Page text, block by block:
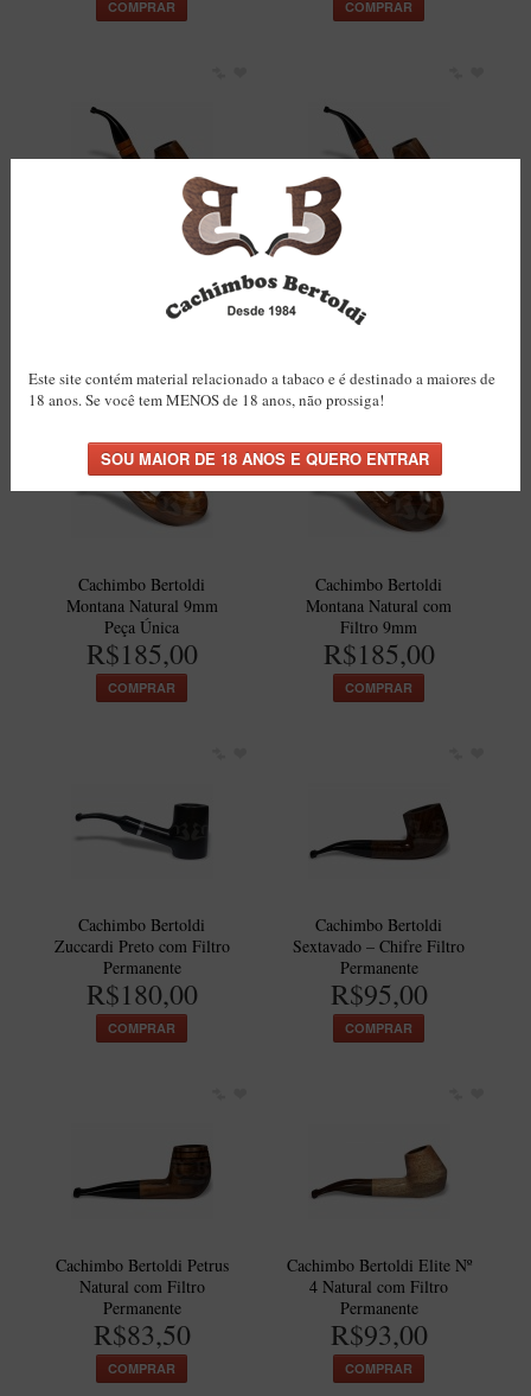
COMPRAR COMPRAR
Cachimbo Bertoldi Itália
R$189,50
Cachimbo Bertoldi Itália
R$189,50
Cachimbo Bertoldi
Montana Natural 9mm
Peça Única
R$185,00
COMPRAR
Cachimbo Bertoldi
Montana Natural com
Filtro 9mm
R$185,00
COMPRAR
Cachimbo Bertoldi
Zuccardi Preto com Filtro
Permanente
R$180,00
COMPRAR
Cachimbo Bertoldi
Sextavado – Chifre Filtro
Permanente
R$95,00
COMPRAR
Cachimbo Bertoldi Petrus
Natural com Filtro
Permanente
R$83,50
COMPRAR
Cachimbo Bertoldi Elite Nº
4 Natural com Filtro
Permanente
R$93,00
COMPRAR
Este site contém material relacionado a tabaco e é destinado a maiores de
18 anos. Se você tem MENOS de 18 anos, não prossiga!